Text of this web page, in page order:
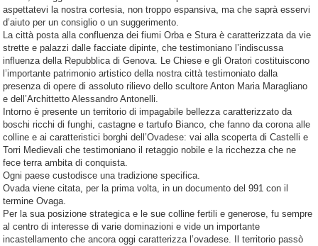
aspettatevi la nostra cortesia, non troppo espansiva, ma che saprà esservi
d’aiuto per un consiglio o un suggerimento.
La città posta alla confluenza dei fiumi Orba e Stura è caratterizzata da vie
strette e palazzi dalle facciate dipinte, che testimoniano l’indiscussa
influenza della Repubblica di Genova. Le Chiese e gli Oratori costituiscono
l’importante patrimonio artistico della nostra città testimoniato dalla
presenza di opere di assoluto rilievo dello scultore Anton Maria Maragliano
e dell’Archittetto Alessandro Antonelli.
Intorno è presente un territorio di impagabile bellezza caratterizzato da
boschi ricchi di funghi, castagne e tartufo Bianco, che fanno da corona alle
colline e ai caratteristici borghi dell’Ovadese: vai alla scoperta di Castelli e
Torri Medievali che testimoniano il retaggio nobile e la ricchezza che ne
fece terra ambita di conquista.
Ogni paese custodisce una tradizione specifica.
Ovada viene citata, per la prima volta, in un documento del 991 con il
termine Ovaga.
Per la sua posizione strategica e le sue colline fertili e generose, fu sempre
al centro di interesse di varie dominazioni e vide un importante
incastellamento che ancora oggi caratterizza l’ovadese. Il territorio passò